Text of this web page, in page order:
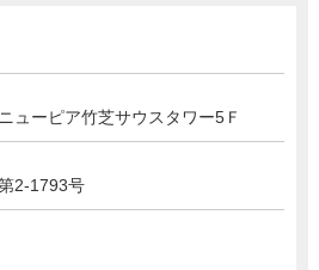
ューピア竹芝サウスタワー5Ｆ
2-1793号